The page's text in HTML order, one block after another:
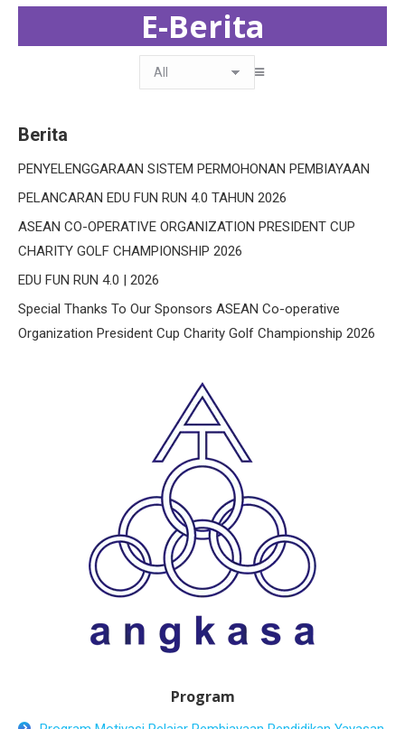
E-Berita
Berita
PENYELENGGARAAN SISTEM PERMOHONAN PEMBIAYAAN
PELANCARAN EDU FUN RUN 4.0 TAHUN 2026
ASEAN CO-OPERATIVE ORGANIZATION PRESIDENT CUP
CHARITY GOLF CHAMPIONSHIP 2026
EDU FUN RUN 4.0 | 2026
Special Thanks To Our Sponsors ASEAN Co-operative
Organization President Cup Charity Golf Championship 2026
Program